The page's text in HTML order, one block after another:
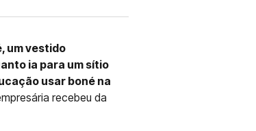
um vestido
ia para um sítio
usar boné na
recebeu da